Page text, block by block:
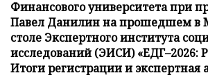
Финансового университета при
Павел Данилин на прошедшем в
столе Экспертного института
исследований (ЭИСИ) «ЕДГ–2026:
Итоги регистрации и экспертная